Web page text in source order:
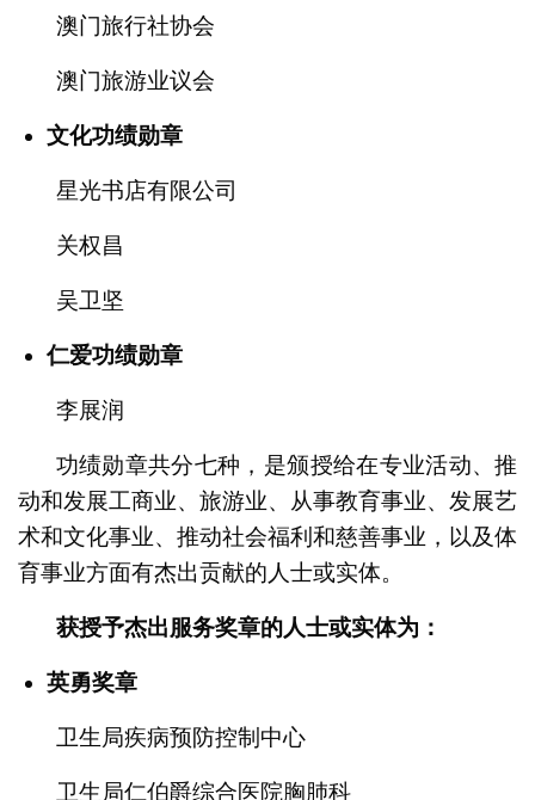
澳门旅行社协会
澳门旅游业议会
文化功绩勋章
星光书店有限公司
关权昌
吴卫坚
仁爱功绩勋章
李展润
功绩勋章共分七种，是颁授给在专业活动、推
动和发展工商业、旅游业、从事教育事业、发展艺
术和文化事业、推动社会福利和慈善事业，以及体
育事业方面有杰出贡献的人士或实体。
获授予杰出服务奖章的人士或实体为：
英勇奖章
卫生局疾病预防控制中心
卫生局仁伯爵综合医院胸肺科